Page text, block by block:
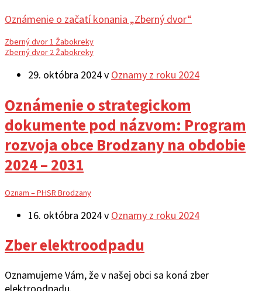
Oznámenie o začatí konania „Zberný dvor“
Zberný dvor 1 Žabokreky
Zberný dvor 2 Žabokreky
29. októbra 2024v Oznamy z roku 2024
Oznámenie o strategickom
dokumente pod názvom: Program
rozvoja obce Brodzany na obdobie
2024 – 2031
Oznam – PHSR Brodzany
16. októbra 2024v Oznamy z roku 2024
Zber elektroodpadu
Oznamujeme Vám, že v našej obci sa koná zber
elektroodpadu.